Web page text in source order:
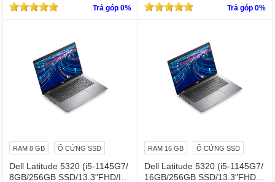
Trả góp 0% Trả góp 0%
RAM 8 GB Ổ CỨNG SSD
Dell Latitude 5320 (i5-1145G7/
8GB/256GB SSD/13.3"FHD/Iris
RAM 16 GB Ổ CỨNG SSD
Dell Latitude 5320 (i5-1145G7/
16GB/256GB SSD/13.3"FHD/Iri